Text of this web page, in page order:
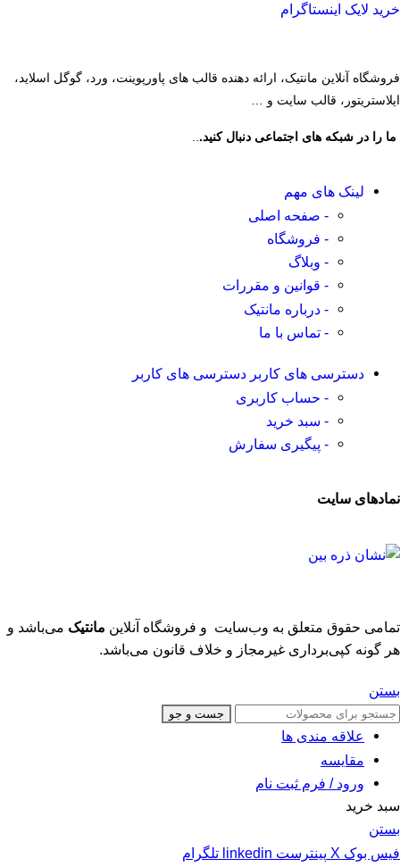
خرید لایک اینستاگرام
فروشگاه آنلاین مانتیک، ارائه دهنده قالب های پاورپوینت، ورد، گوگل اسلاید،
ایلاستریتور، قالب سایت و …
ما را در شبکه های اجتماعی دنبال کنید...
لینک های مهم
- صفحه اصلی
- فروشگاه
- وبلاگ
- قوانین و مقررات
- درباره مانتیک
- تماس با ما
دسترسی های کاربر دسترسی های کاربر
- حساب کاربری
- سبد خرید
- پیگیری سفارش
نمادهای سایت
تمامی حقوق متعلق به وب‌سایت و فروشگاه‌ آنلاین مانتیک می‌باشد و
هر گونه کپی‌برداری غیرمجاز و خلاف قانون می‌باشد.
بستن
جست و جو
علاقه مندی ها
مقایسه
ورود / فرم ثبت نام
سبد خرید
بستن
فیس بوک X پینترست linkedin تلگرام